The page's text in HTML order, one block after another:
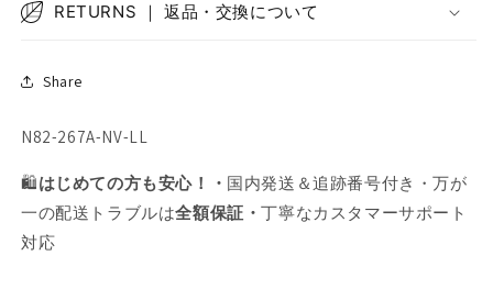
RETURNS ｜ 返品・交換について
Share
SKU:
N82-267A-NV-LL
🛍️はじめての方も安心！・ 国内発送＆追跡番号付き・万が
一の配送トラブルは全額保証・丁寧なカスタマーサポート
対応